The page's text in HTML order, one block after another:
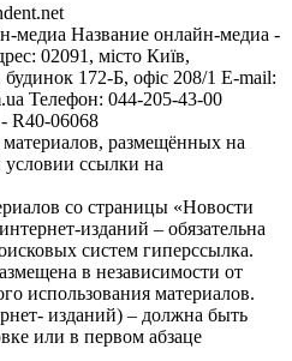
медиа Название онлайн-медиа -
02091, місто Київ,
172-Б, офіс 208/1 E-mail:
Телефон: 044-205-43-00
R40-06068
размещённых на
условии ссылки на
со страницы «Новости
изданий – обязательна
систем гиперссылка.
в независимости от
использования материалов.
изданий) – должна быть
или в первом абзаце